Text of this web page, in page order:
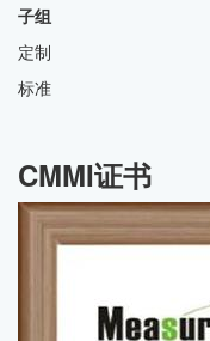
子组
定制
标准
CMMI证书